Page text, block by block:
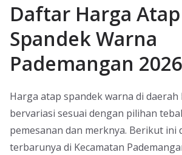
Daftar Harga Atap
Spandek Warna
Pademangan 2026
Harga atap spandek warna di daerah
bervariasi sesuai dengan pilihan
pemesanan dan merknya. Berikut ini
terbarunya di Kecamatan